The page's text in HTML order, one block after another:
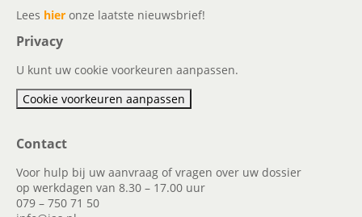
Lees hier onze laatste nieuwsbrief!
Privacy
U kunt uw cookie voorkeuren aanpassen.
Cookie voorkeuren aanpassen
Contact
Voor hulp bij uw aanvraag of vragen over uw dossier
op werkdagen van 8.30 – 17.00 uur
079 – 750 71 50